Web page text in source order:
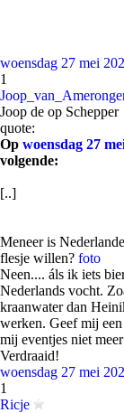
woensdag 27 mei
1
Joop de op Schepper
quote:
Op woensdag 27
volgende:
[..]
Meneer is
flesje willen? foto
Neen.... áls ik iets
Nederlands vocht.
kraanwater dan
werken. Geef mij
mij eventjes niet
Verdraaid!
woensdag 27 mei
1
Ricje